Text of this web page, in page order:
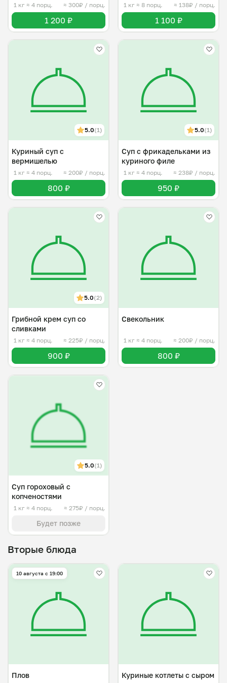
1 кг ≈ 4 порц. ≈ 300₽ / порц.
1 200 ₽
1 кг ≈ 8 порц. ≈ 138₽ / порц.
1 100 ₽
5.0(1)
Куриный суп с
вермишелью
1 кг ≈ 4 порц. ≈ 200₽ / порц.
800 ₽
5.0(1)
Суп с фрикадельками из
куриного филе
1 кг ≈ 4 порц. ≈ 238₽ / порц.
950 ₽
5.0(2)
Грибной крем суп со
сливками
1 кг ≈ 4 порц. ≈ 225₽ / порц.
900 ₽
Свекольник
1 кг ≈ 4 порц. ≈ 200₽ / порц.
800 ₽
5.0(1)
Суп гороховый с
копченостями
1 кг ≈ 4 порц. ≈ 275₽ / порц.
Будет позже
Вторые блюда
10 августа с 19:00
Плов
Куриные котлеты с сыром